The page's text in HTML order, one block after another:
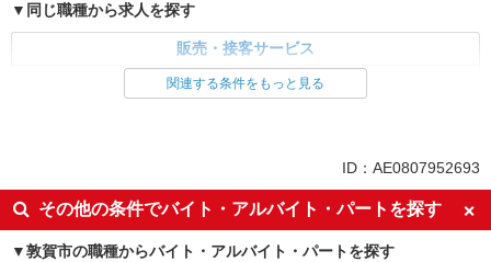
同じ職種から求人を探す
販売・接客サービス
英語が活かせる
ボーナス・賞与あり
車通勤OK
交通費支給
社会保険あり
社員登用あり
関連する条件をもっと見る
ID：AE0807952693
その他の条件でバイト・アルバイト・パートを探す
敦賀市の職種からバイト・アルバイト・パートを探す